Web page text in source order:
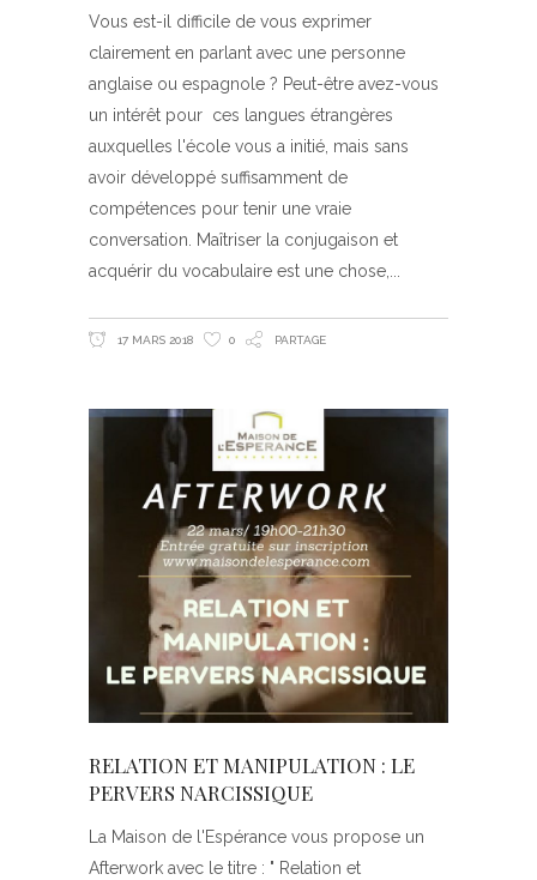
Vous est-il difficile de vous exprimer
clairement en parlant avec une personne
anglaise ou espagnole ? Peut-être avez-vous
un intérêt pour ces langues étrangères
auxquelles l'école vous a initié, mais sans
avoir développé suffisamment de
compétences pour tenir une vraie
conversation. Maîtriser la conjugaison et
acquérir du vocabulaire est une chose,
17 MARS 2018 0 PARTAGE
RELATION ET MANIPULATION : LE
PERVERS NARCISSIQUE
La Maison de l'Espérance vous propose un
Afterwork avec le titre : " Relation et